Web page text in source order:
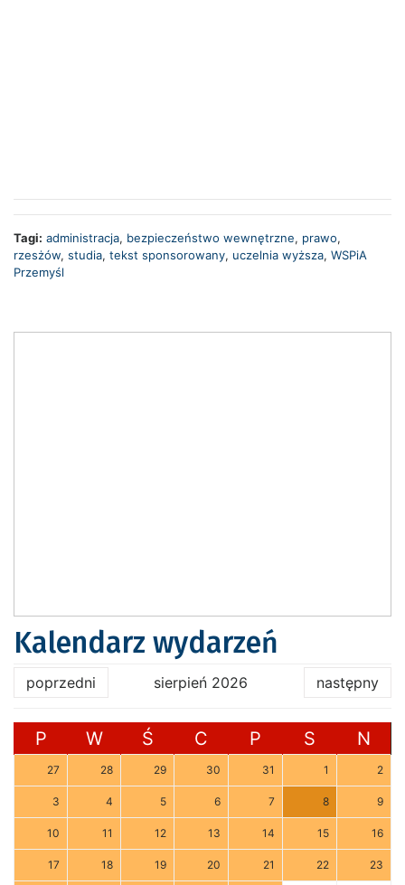
Tagi: administracja, bezpieczeństwo wewnętrzne, prawo,
rzesżów, studia, tekst sponsorowany, uczelnia wyższa, WSPiA
Przemyśl
Kalendarz wydarzeń
poprzedni sierpień 2026 następny
P W Ś C P S N
27 28 29 30 31 1 2
3 4 5 6 7 8 9
10 11 12 13 14 15 16
17 18 19 20 21 22 23